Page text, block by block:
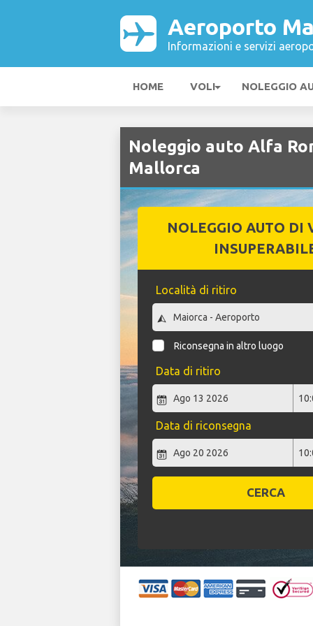
Aeroporto
Informazioni e servizi
HOME VOLI NOLEGGIO
Noleggio auto Alfa
Mallorca
NOLEGGIO AUTO DI
Località di ritiro
Riconsegna in altro luogo
Data di ritiro
Data di riconsegna
CERCA